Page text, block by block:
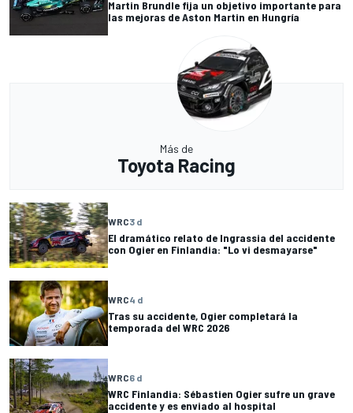
Martin Brundle fija un objetivo importante para
las mejoras de Aston Martin en Hungría
Más de
Toyota Racing
WRC3 d
El dramático relato de Ingrassia del accidente
con Ogier en Finlandia: "Lo vi desmayarse"
WRC4 d
Tras su accidente, Ogier completará la
temporada del WRC 2026
WRC6 d
WRC Finlandia: Sébastien Ogier sufre un grave
accidente y es enviado al hospital